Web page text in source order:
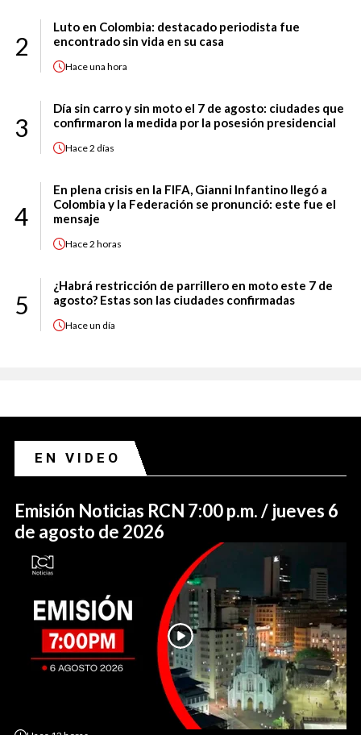
2
Luto en Colombia: destacado periodista fue
encontrado sin vida en su casa
Haceuna hora
3
Día sin carro y sin moto el 7 de agosto: ciudades que
confirmaron la medida por la posesión presidencial
Hace2 días
4
En plena crisis en la FIFA, Gianni Infantino llegó a
Colombia y la Federación se pronunció: este fue el
mensaje
Hace2 horas
5
¿Habrá restricción de parrillero en moto este 7 de
agosto? Estas son las ciudades confirmadas
Haceun día
EN VIDEO
Emisión Noticias RCN 7:00 p.m. / jueves 6
de agosto de 2026